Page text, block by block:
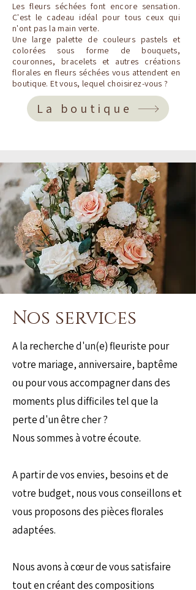
Les fleurs séchées font encore sensation.
C'est le cadeau idéal pour tous ceux qui
n'ont pas la main verte.
Une large palette de couleurs pastels et
colorées sous forme de bouquets,
couronnes, bracelets et autres créations
florales en fleurs séchées vous attendent en
boutique. Et vous, lequel choisirez-vous ?
La boutique
Nos services
A la recherche d'un(e) fleuriste pour
votre mariage, anniversaire, baptême
ou pour vous accompagner dans des
moments plus difficiles tel que la
perte d'un être cher ?
Nous sommes à votre écoute.
A partir de vos envies, besoins et de
votre budget, nous vous conseillons et
vous proposons des pièces florales
adaptées.
Nous avons à cœur de vous satisfaire
tout en créant des compositions